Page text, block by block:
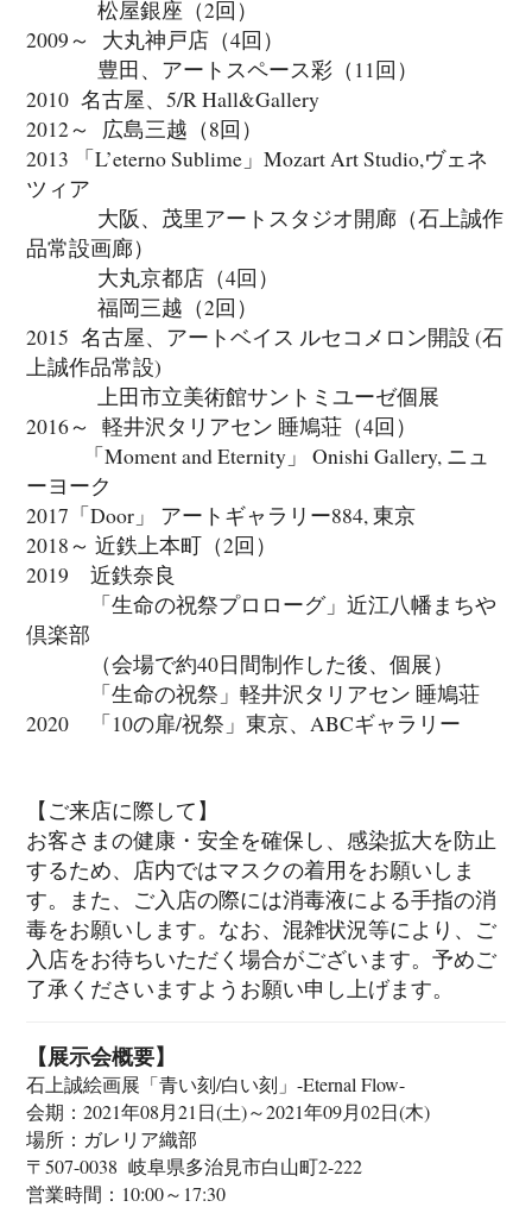
松屋銀座（2回）
2009～ 大丸神戸店（4回）
豊田、アートスペース彩（11回）
2010 名古屋、5/R Hall&Gallery
2012～ 広島三越（8回）
2013 「L’eterno Sublime」Mozart Art Studio,ヴェネ
ツィア
大阪、茂里アートスタジオ開廊（石上誠作
品常設画廊）
大丸京都店（4回）
福岡三越（2回）
2015 名古屋、アートベイス ルセコメロン開設 (石
上誠作品常設)
上田市立美術館サントミユーゼ個展
2016～ 軽井沢タリアセン 睡鳩荘（4回）
「Moment and Eternity」 Onishi Gallery, ニュ
ーヨーク
2017「Door」 アートギャラリー884, 東京
2018～ 近鉄上本町（2回）
2019 近鉄奈良
「生命の祝祭プロローグ」近江八幡まちや
倶楽部
（会場で約40日間制作した後、個展）
「生命の祝祭」軽井沢タリアセン 睡鳩荘
2020 「10の扉/祝祭」東京、ABCギャラリー
【ご来店に際して】
お客さまの健康・安全を確保し、感染拡大を防止
するため、店内ではマスクの着用をお願いしま
す。また、ご入店の際には消毒液による手指の消
毒をお願いします。なお、混雑状況等により、ご
入店をお待ちいただく場合がございます。予めご
了承くださいますようお願い申し上げます。
【展示会概要】
石上誠絵画展「青い刻/白い刻」-Eternal Flow-
会期：2021年08月21日(土)～2021年09月02日(木)
場所：ガレリア織部
〒507-0038 岐阜県多治見市白山町2-222
営業時間：10:00～17:30